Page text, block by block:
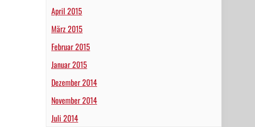
April 2015
März 2015
Februar 2015
Januar 2015
Dezember 2014
November 2014
Juli 2014